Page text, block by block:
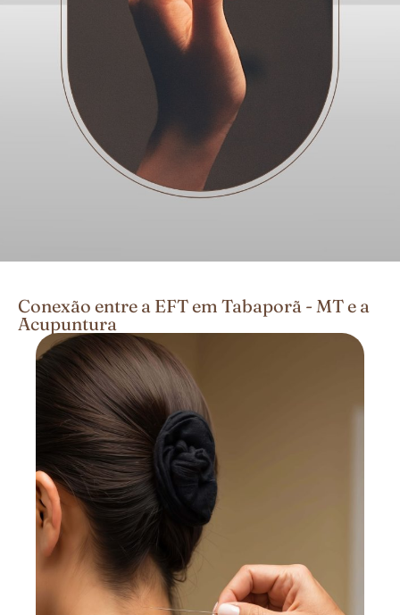
Conexão entre a EFT em Tabaporã - MT e a
Acupuntura